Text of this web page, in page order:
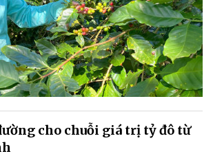
cho chuỗi giá trị tỷ đô từ